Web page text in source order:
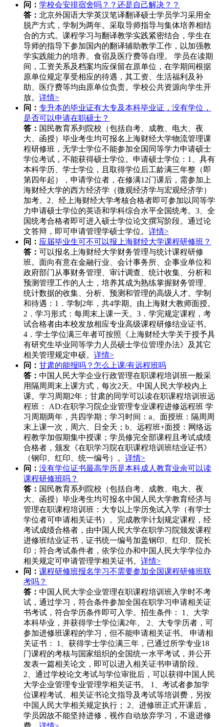
问： 学校会安排宿舍吗？？还是自己解决？？
答： 北京外国语大学英汉笔译翻译硕士学员学习采用全
脱产方式，学制为两年。采取导师指导与集体培养相结
合的方式。课程学习与翻译教学实践紧密结合，学生在
导师的指导下参加国内的翻译辅助教学工作，以加强教
学实践能力的培养。食宿及医疗费等自理。 学员在读期
间，工资关系及档案均应保留在原单位，在学期间根据
原单位规定享受相应的待遇，其工资、生活福利及补
助、医疗费等均由原单位负责。学校公共资源向学生开
放。 详情>
问： 专升本的毕业证有大专及本科毕业证，没有学位，
是否可以申请在职硕士？
答： 国民教育系列院校（包括自考、成教、电大、夜
大、函授）毕业考生均可报名上海财经大学物流管理课
程研修班，无学士学位不能参加全国同等学力申请硕士
学位考试，不能获得硕士学位。申请硕士学位：1、具有
本科学历、学士学位，且取得学位后工龄满三年整（即
第四年起），申请学位者，在修满12门课后，需参加上
海财经大学的西方经济学（微观经济学与宏观经济学）
加考。2、经上海财经大学考核合格者即可参加以同等学
力申请硕士学位的英语和学科综合水平全国统考。3、全
国统考合格者即可进入硕士学位论文撰写阶段。通过论
文答辩，即可申请管理学硕士学位。 详情>
问： 应届毕业生可不可以报上海财经大学课程研修班？
答： 可以报名上海财经大学财务管理与统计课程研修
班。面向有意在金融行业、会计事务所、企事业单位和
政府部门从事财务管理、审计调查、统计收集、分析和
预测管理工作的人士，培养其成为熟练掌握财务管理、
统计数据的收集、分析、预测和管理的高级人才。学制
和待遇：1．学制2年，共4学期。由上海财大教师面授。
2．学习形式：每周末上课一天。3．学完规定课程，考
试合格者由本校发放相应专业高级课程研修结业证书。
4．学士学位满三年者可按照《上海财经大学关于授予具
有研究生毕业同等学力人员硕士学位管理办法》及其它
相关管理规定申硕。 详情>
问： 甘肃的能报吗？怎么上课/有远程班吗
答： 中国人民大学企业行政管理在职课程培训班一般采
用隔周周末上课方式，每次2天。中国人民大学校内上
课。学习周期2年；甘肃的同学可以读在职课程培训班远
程班： AD:在职学习院企业管理专业课程进修远程班 学
习周期两年，共四学期；学习时间：a、面授班：隔周周
末上课一次，周六、日全天；b、远程班+面授：网络远
程教学加假期集中授课；学员修完全部课程且考试成绩
合格者，颁发《在职学习院在职课程培训班结业证书》
（钢印、红印、统一编号）。 详情>
问： 没有学位证书最高学历是本科成人教育业余可以读
课程研修班吗？
答： 国民教育系列院校（包括自考、成教、电大、夜
大、函授）毕业考生均可报名中国人民大学教育经济与
管理在职课程培训班：大专以上学历免试入学（有学士
学位者可申请相关证书）。完成教学计划规定课程，经
考试成绩合格者，由中国人民大学在职学习院颁发课程
进修班结业证书，证书统一编号加盖钢印、红印、院长
印；符合考试条件者，依学位办和中国人民大学学位办
相关规定可申请管理学相关证书。 详情>
问： 课程研修班报名学习不需要参加全国课程研修班联
考吗？
答： 中国人民大学企业管理在职课程培训班入学时不考
试，通过学习，符合条件参加全国在职学习申请相关证
书考试，符合学历条件即可入学。招生条件： 1、大学
本科毕业，并获得学士学位满2年。 2、大专学历者，可
参加进修班课程的学习，但不能申请相关证书。 申请相
关证书： 1、获得学士学位满三年，已通过所学专业18
门课程的考核与国家组织的全国统一水平考试，并公开
发表一篇相关论文，即可以进入相关证书申请阶段。
2、通过学校论文考试与学位审批后，可以获得中国人民
大学企业管理专业管理学相关证书。 1、考试者参加学
位课程考试、相关证书论文指导及考试等培训费，另按
中国人民大学相关规定执行； 2、进修班正式开课后，
学员因故不能坚持进修，视作自动放弃学习，不退进修